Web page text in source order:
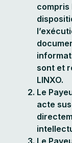
compris
sont et
LINXO.
Le
acte
Le